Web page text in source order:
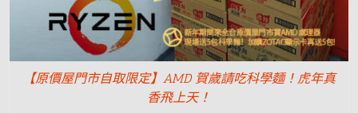
【原價屋門市自取限定】AMD 賀歲請吃科學麵！虎年真
香飛上天！